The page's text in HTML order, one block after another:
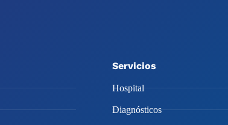
Servicios
Hospital
Diagnósticos